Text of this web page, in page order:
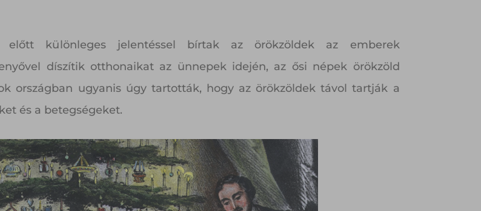
előtt különleges jelentéssel bírtak az örökzöldek az emberek
díszítik otthonaikat az ünnepek idején, az ősi népek örökzöld
országban ugyanis úgy tartották, hogy az örökzöldek távol tartják a
és a betegségeket.